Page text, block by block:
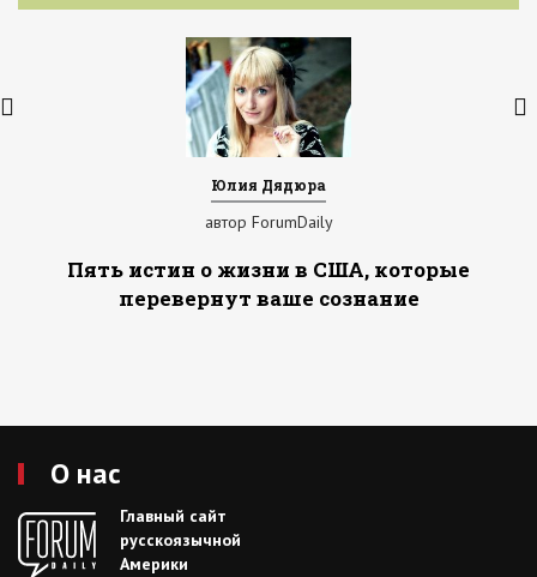
Юлия Дядюра
автор ForumDaily
Пять истин о жизни в США, которые
перевернут ваше сознание
О нас
Главный сайт
русскоязычной
Америки